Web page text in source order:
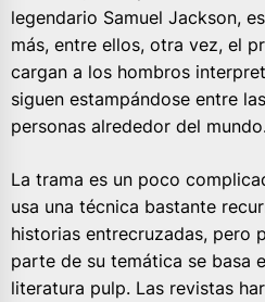
legendario Samuel Jackson,
más, entre ellos, otra vez, el
cargan a los hombros
siguen estampándose entre
personas alrededor del mundo.
La trama es un poco
usa una técnica bastante
historias entrecruzadas, pero
parte de su temática se basa
literatura pulp. Las revistas